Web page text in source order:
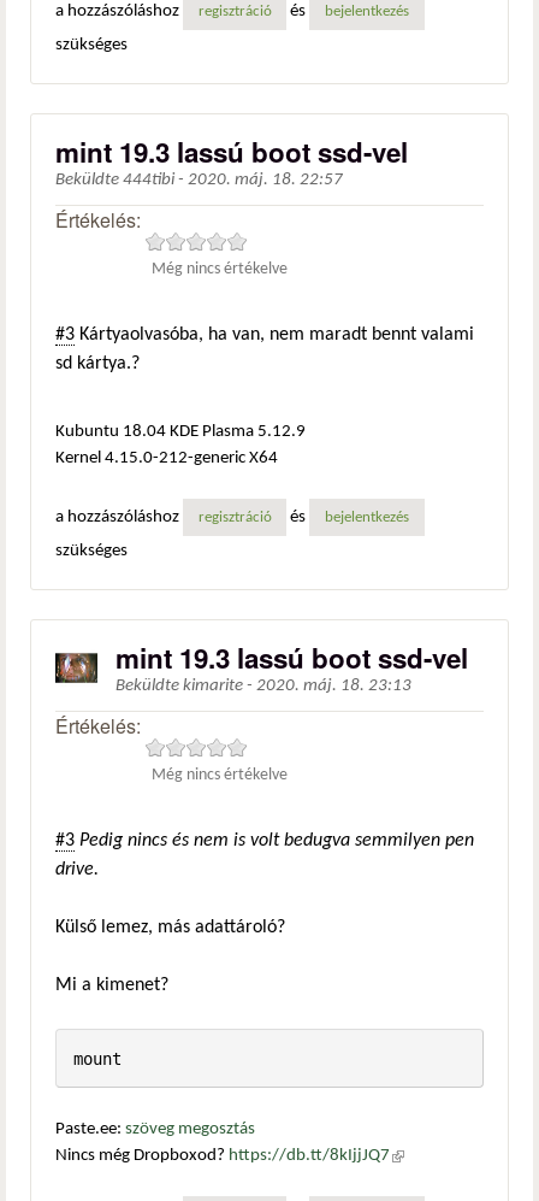
a hozzászóláshoz
regisztráció és bejelentkezés
szükséges
mint 19.3 lassú boot ssd-vel
Beküldte 444tibi - 2020. máj. 18. 22:57
Értékelés:
Még nincs értékelve
#3 Kártyaolvasóba, ha van, nem maradt bennt valami
sd kártya.?
Kubuntu 18.04 KDE Plasma 5.12.9
Kernel 4.15.0-212-generic X64
a hozzászóláshoz regisztráció és bejelentkezés
szükséges
mint 19.3 lassú boot ssd-vel
Beküldte kimarite - 2020. máj. 18. 23:13
Értékelés:
Még nincs értékelve
#3 Pedig nincs és nem is volt bedugva semmilyen pen
drive.
Külső lemez, más adattároló?
Mi a kimenet?
mount
Paste.ee: szöveg megosztás
Nincs még Dropboxod? https://db.tt/8kIjjJQ7 (külső